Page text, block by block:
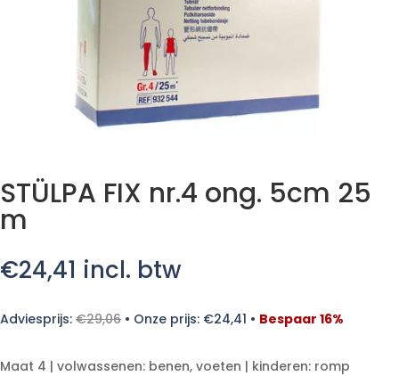
STÜLPA FIX nr.4 ong. 5cm 25
m
€24,41 incl. btw
Adviesprijs: €29,06 • Onze prijs: €24,41 • Bespaar 16%
Maat 4 | volwassenen: benen, voeten | kinderen: romp